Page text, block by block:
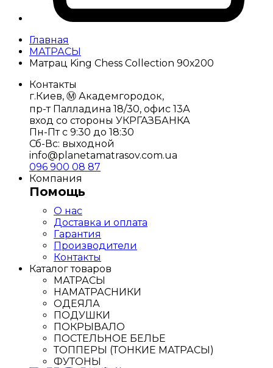
Главная
МАТРАСЫ
Матрац King Chess Collection 90х200
Контакты
г.Киев, Ⓜ️ Академгородок,
пр-т Палладина 18/30, офис 13А
вход со стороны УКРГАЗБАНКА
Пн-Пт с 9:30 до 18:30
Сб-Вс: выходной
info@planetamatrasov.com.ua
096 900 08 87
Компания
Помощь
О нас
Доставка и оплата
Гарантия
Производители
Контакты
Каталог товаров
МАТРАСЫ
НАМАТРАСНИКИ
ОДЕЯЛА
ПОДУШКИ
ПОКРЫВАЛО
ПОСТЕЛЬНОЕ БЕЛЬЕ
ТОППЕРЫ (ТОНКИЕ МАТРАСЫ)
ФУТОНЫ